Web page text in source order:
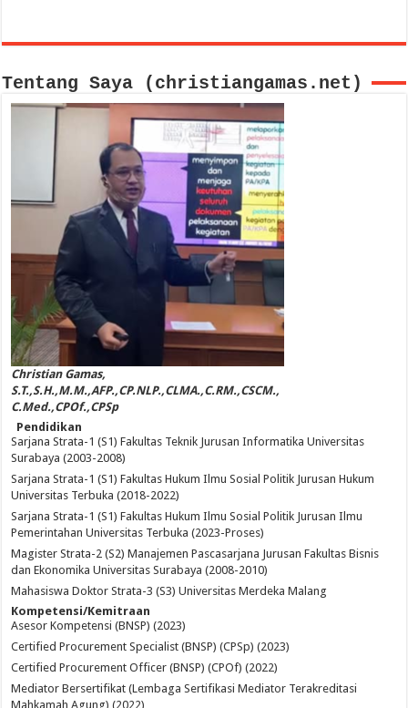
Tentang Saya (christiangamas.net)
Christian Gamas,
S.T.,S.H.,M.M.,AFP.,CP.NLP.,CLMA.,C.RM.,CSCM.,
C.Med.,CPOf.,CPSp
Pendidikan
Sarjana Strata-1 (S1) Fakultas Teknik Jurusan Informatika Universitas
Surabaya (2003-2008)
Sarjana Strata-1 (S1) Fakultas Hukum Ilmu Sosial Politik Jurusan Hukum
Universitas Terbuka (2018-2022)
Sarjana Strata-1 (S1) Fakultas Hukum Ilmu Sosial Politik Jurusan Ilmu
Pemerintahan Universitas Terbuka (2023-Proses)
Magister Strata-2 (S2) Manajemen Pascasarjana Jurusan Fakultas Bisnis
dan Ekonomika Universitas Surabaya (2008-2010)
Mahasiswa Doktor Strata-3 (S3) Universitas Merdeka Malang
Kompetensi/Kemitraan
Asesor Kompetensi (BNSP) (2023)
Certified Procurement Specialist (BNSP) (CPSp) (2023)
Certified Procurement Officer (BNSP) (CPOf) (2022)
Mediator Bersertifikat (Lembaga Sertifikasi Mediator Terakreditasi
Mahkamah Agung) (2022)